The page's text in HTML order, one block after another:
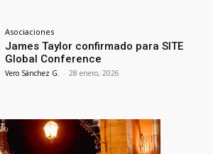
Asociaciones
James Taylor confirmado para SITE
Global Conference
Vero Sánchez G. - 28 enero, 2026